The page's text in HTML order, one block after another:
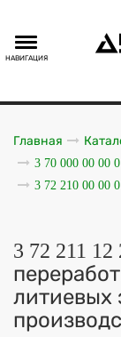
НАВИГАЦИЯ
Главная
3 70 000 00 00 0
3 72 210 00 00 0
3 72 211
литиевых